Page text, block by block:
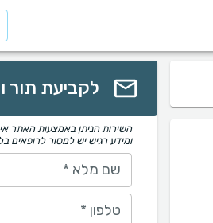
לקביעת תור
השירות הניתן באמצעות האתר
ומידע רגיש יש למסור לרופאים
שם מלא *
טלפון *